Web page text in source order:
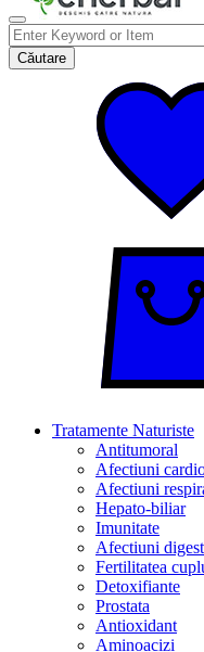
Căutare
Tratamente Naturiste
Antitumoral
Afectiuni
Afectiuni
Hepato-biliar
Imunitate
Afectiuni
Fertilitatea
Detoxifiante
Prostata
Antioxidant
Aminoacizi